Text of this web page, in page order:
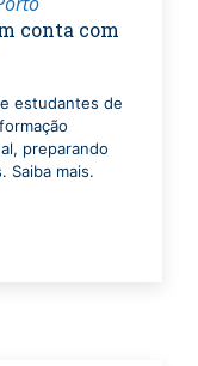
conta com
estudantes de
preparando
Saiba mais.